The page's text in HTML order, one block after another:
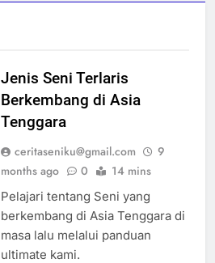
Jenis Seni Terlaris
Berkembang di Asia
Tenggara
ceritaseniku@gmail.com
9
months ago
0 14 mins
Pelajari tentang Seni yang
berkembang di Asia Tenggara di
masa lalu melalui panduan
ultimate kami.